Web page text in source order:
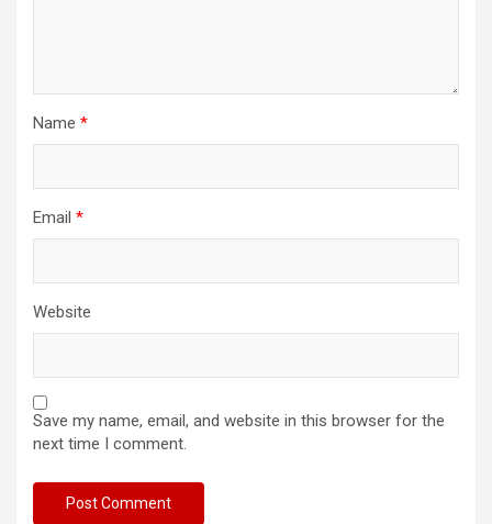
Name *
Email *
Website
Save my name, email, and website in this browser for the
next time I comment.